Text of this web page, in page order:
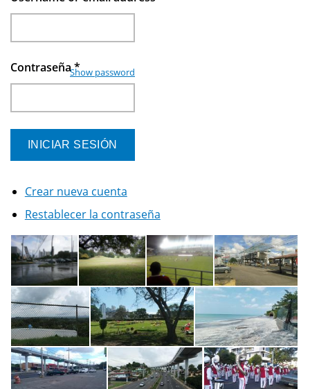
Contraseña*
Show password
Crear nueva cuenta
Restablecer la contraseña